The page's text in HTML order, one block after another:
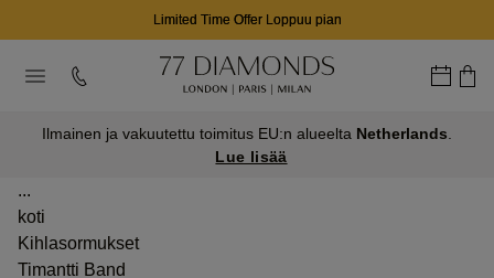
Limited Time Offer Loppuu pian
Ilmainen ja vakuutettu toimitus EU:n alueelta Netherlands
Lue lisää
...
koti
Kihlasormukset
Timantti Band